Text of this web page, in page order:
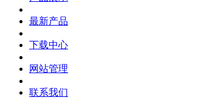
最新产品
下载中心
网站管理
联系我们